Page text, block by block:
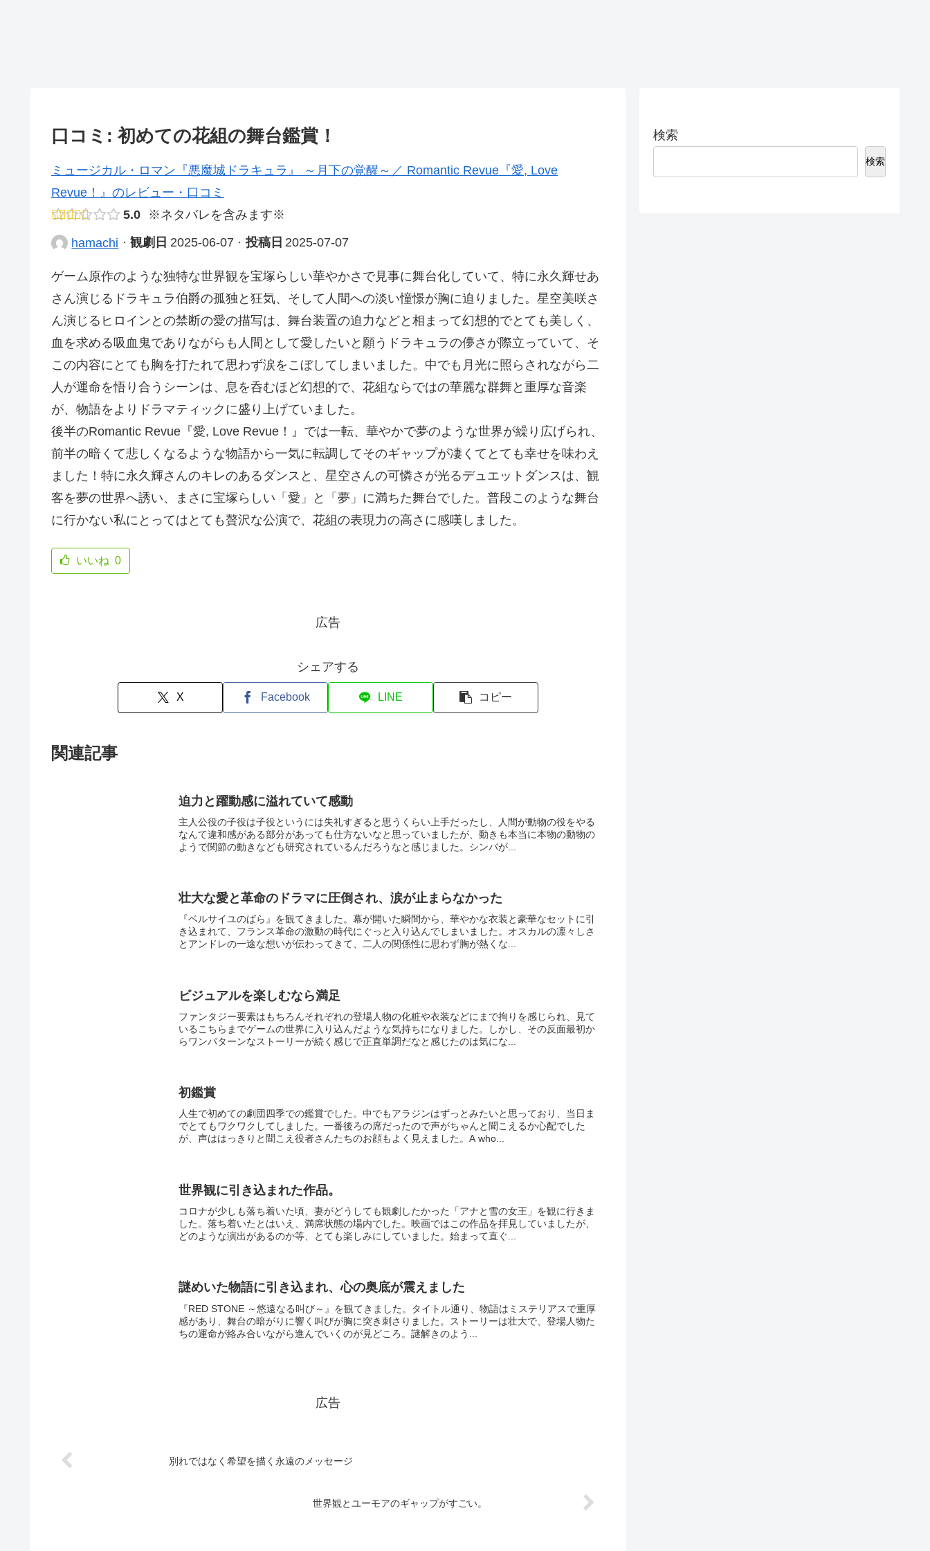
口コミ: 初めての花組の舞台鑑賞！
ミュージカル・ロマン『悪魔城ドラキュラ』 ～月下の覚醒～／ Romantic Revue『愛, Love
Revue！』のレビュー・口コミ
5.0
※ネタバレを含みます※
hamachi · 観劇日 2025-06-07 · 投稿日 2025-07-07
ゲーム原作のような独特な世界観を宝塚らしい華やかさで見事に舞台化していて、特に永久輝せあ
さん演じるドラキュラ伯爵の孤独と狂気、そして人間への淡い憧憬が胸に迫りました。星空美咲さ
ん演じるヒロインとの禁断の愛の描写は、舞台装置の迫力などと相まって幻想的でとても美しく、
血を求める吸血鬼でありながらも人間として愛したいと願うドラキュラの儚さが際立っていて、そ
この内容にとても胸を打たれて思わず涙をこぼしてしまいました。中でも月光に照らされながら二
人が運命を悟り合うシーンは、息を呑むほど幻想的で、花組ならではの華麗な群舞と重厚な音楽
が、物語をよりドラマティックに盛り上げていました。
後半のRomantic Revue『愛, Love Revue！』では一転、華やかで夢のような世界が繰り広げられ、
前半の暗くて悲しくなるような物語から一気に転調してそのギャップが凄くてとても幸せを味わえ
ました！特に永久輝さんのキレのあるダンスと、星空さんの可憐さが光るデュエットダンスは、観
客を夢の世界へ誘い、まさに宝塚らしい「愛」と「夢」に満ちた舞台でした。普段このような舞台
に行かない私にとってはとても贅沢な公演で、花組の表現力の高さに感嘆しました。
いいね 0
広告
シェアする
X Facebook LINE コピー
関連記事
迫力と躍動感に溢れていて感動
主人公役の子役は子役というには失礼すぎると思うくらい上手だったし、人間が動物の役をやる
なんて違和感がある部分があっても仕方ないなと思っていましたが、動きも本当に本物の動物の
ようで関節の動きなども研究されているんだろうなと感じました。シンバが...
壮大な愛と革命のドラマに圧倒され、涙が止まらなかった
『ベルサイユのばら』を観てきました。幕が開いた瞬間から、華やかな衣装と豪華なセットに引
き込まれて、フランス革命の激動の時代にぐっと入り込んでしまいました。オスカルの凛々しさ
とアンドレの一途な想いが伝わってきて、二人の関係性に思わず胸が熱くな...
ビジュアルを楽しむなら満足
ファンタジー要素はもちろんそれぞれの登場人物の化粧や衣装などにまで拘りを感じられ、見て
いるこちらまでゲームの世界に入り込んだような気持ちになりました。しかし、その反面最初か
らワンパターンなストーリーが続く感じで正直単調だなと感じたのは気にな...
初鑑賞
人生で初めての劇団四季での鑑賞でした。中でもアラジンはずっとみたいと思っており、当日ま
でとてもワクワクしてしました。一番後ろの席だったので声がちゃんと聞こえるか心配でした
が、声ははっきりと聞こえ役者さんたちのお顔もよく見えました。A who...
世界観に引き込まれた作品。
コロナが少しも落ち着いた頃、妻がどうしても観劇したかった「アナと雪の女王」を観に行きま
した。落ち着いたとはいえ、満席状態の場内でした。映画ではこの作品を拝見していましたが、
どのような演出があるのか等、とても楽しみにしていました。始まって直ぐ...
謎めいた物語に引き込まれ、心の奥底が震えました
『RED STONE ～悠遠なる叫び～』を観てきました。タイトル通り、物語はミステリアスで重厚
感があり、舞台の暗がりに響く叫びが胸に突き刺さりました。ストーリーは壮大で、登場人物た
ちの運命が絡み合いながら進んでいくのが見どころ。謎解きのよう...
広告
別れではなく希望を描く永遠のメッセージ
世界観とユーモアのギャップがすごい。
検索
検索